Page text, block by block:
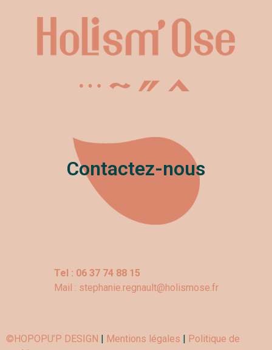
Contactez-nous
Nom entreprise :
Poste occupé :
Prénom :
Téléphone :
Contactez-nous
Tel : 06 37 74 88 15
Mail : stephanie.regnault@holismose.fr
©HOPOPU’P DESIGN | Mentions légales | Politique de